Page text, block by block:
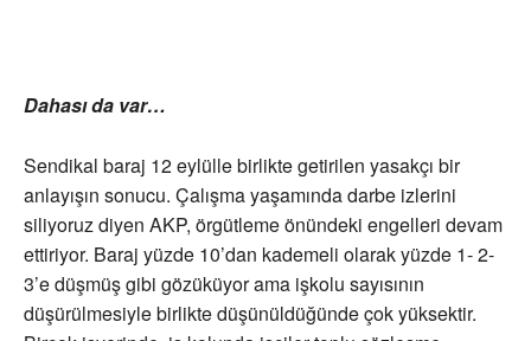
Dahası da var…
Sendikal baraj 12 eylülle birlikte getirilen yasakçı bir
anlayışın sonucu. Çalışma yaşamında darbe izlerini
siliyoruz diyen AKP, örgütleme önündeki engelleri devam
ettiriyor. Baraj yüzde 10’dan kademeli olarak yüzde 1- 2-
3’e düşmüş gibi gözüküyor ama işkolu sayısının
düşürülmesiyle birlikte düşünüldüğünde çok yüksektir.